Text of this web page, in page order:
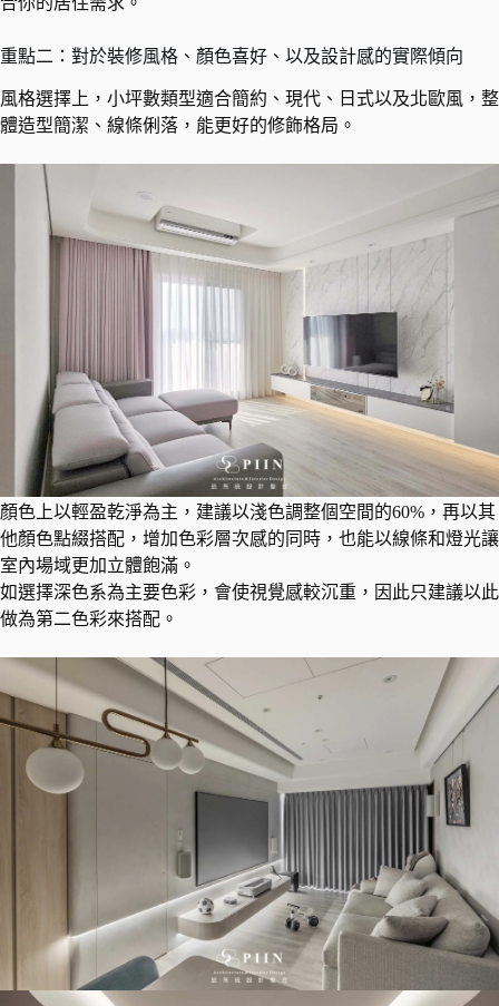
重點二：對於裝修風格、顏色喜好、以及設計感的實際傾向
風格選擇上，小坪數類型適合簡約、現代、日式以及北歐風，整
體造型簡潔、線條俐落，能更好的修飾格局。
顏色上以輕盈乾淨為主，建議以淺色調整個空間的60%，再以其
他顏色點綴搭配，增加色彩層次感的同時，也能以線條和燈光讓
室內場域更加立體飽滿。
如選擇深色系為主要色彩，會使視覺感較沉重，因此只建議以此
做為第二色彩來搭配。